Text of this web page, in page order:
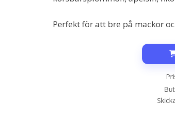
Perfekt för att bre på mackor